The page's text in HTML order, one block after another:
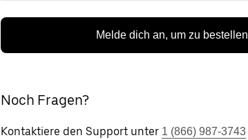
Melde dich an, um zu bestellen
Noch Fragen?
Kontaktiere den Support unter 1 (866) 987-3743